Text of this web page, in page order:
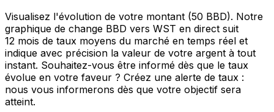
Visualisez l'évolution de votre montant (50 BBD). Notre
graphique de change BBD vers WST en direct suit
12 mois de taux moyens du marché en temps réel et
indique avec précision la valeur de votre argent à tout
instant. Souhaitez-vous être informé dès que le taux
évolue en votre faveur ? Créez une alerte de taux :
nous vous informerons dès que votre objectif sera
atteint.